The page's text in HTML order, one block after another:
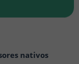
nativos